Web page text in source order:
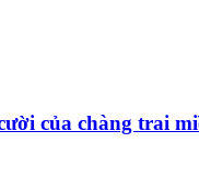
của chàng trai